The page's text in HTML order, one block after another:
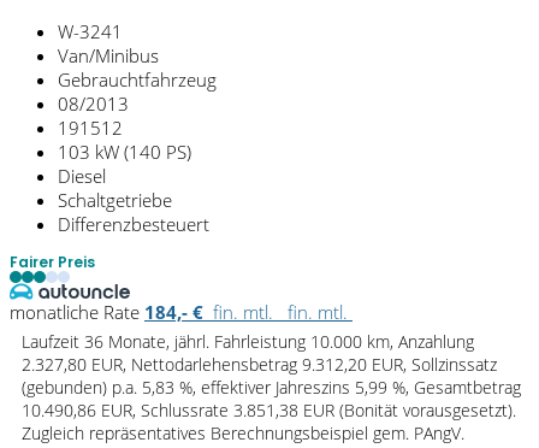
W-3241
Van/Minibus
Gebrauchtfahrzeug
08/2013
191512
103 kW (140 PS)
Diesel
Schaltgetriebe
Differenzbesteuert
Fairer Preis
monatliche Rate 184,- € fin. mtl. fin. mtl.
Laufzeit 36 Monate, jährl. Fahrleistung 10.000 km, Anzahlung
2.327,80 EUR, Nettodarlehensbetrag 9.312,20 EUR, Sollzinssatz
(gebunden) p.a. 5,83 %, effektiver Jahreszins 5,99 %, Gesamtbetrag
10.490,86 EUR, Schlussrate 3.851,38 EUR (Bonität vorausgesetzt).
Zugleich repräsentatives Berechnungsbeispiel gem. PAngV.